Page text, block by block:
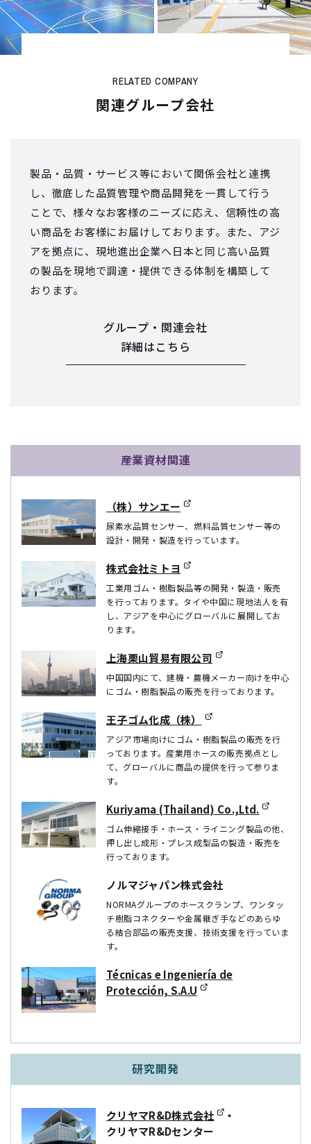
RELATED COMPANY
関連グループ会社
製品・品質・サービス等において関係会社と連携
し、徹底した品質管理や商品開発を一貫して行う
ことで、様々なお客様のニーズに応え、信頼性の高
い商品をお客様にお届けしております。
また、アジ
アを拠点に、現地進出企業へ日本と同じ高い品質
の製品を現地で調達・提供できる体制を構築して
おります。
グループ・関連会社
詳細はこちら
産業資材関連
（株）サンエー
尿素水品質センサー、燃料品質センサー等の
設計・開発・製造を行っています。
株式会社ミトヨ
工業用ゴム・樹脂製品等の開発・製造・販売
を行っております。タイや中国に現地法人を有
し、アジアを中心にグローバルに展開してお
ります。
上海栗山貿易有限公司
中国国内にて、建機・農機メーカー向けを中心
にゴム・樹脂製品の販売を行っております。
王子ゴム化成（株）
アジア市場向けにゴム・樹脂製品の販売を行
っております。産業用ホースの販売拠点とし
て、グローバルに商品の提供を行って参りま
す。
Kuriyama (Thailand) Co.,Ltd.
ゴム伸縮接手・ホース・ライニング製品の他、
押し出し成形・プレス成型品の製造・販売を
行っております。
ノルマジャパン株式会社
NORMAグループのホースクランプ、ワンタッ
チ樹脂コネクターや金属継ぎ手などのあらゆ
る結合部品の販売支援、技術支援を行っていま
す。
Técnicas e Ingeniería de
Protección, S.A.U
研究開発
クリヤマR&D株式会社
・
クリヤマR&Dセンター